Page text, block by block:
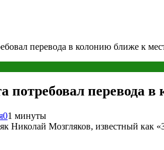
перевода в колонию ближе к
потребовал перевода
01 минуты
Мозгляков, известный как